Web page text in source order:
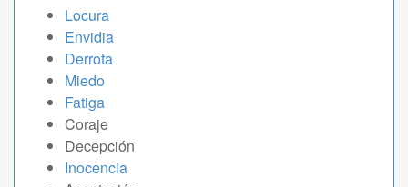
Locura
Envidia
Derrota
Miedo
Fatiga
Coraje
Decepción
Inocencia